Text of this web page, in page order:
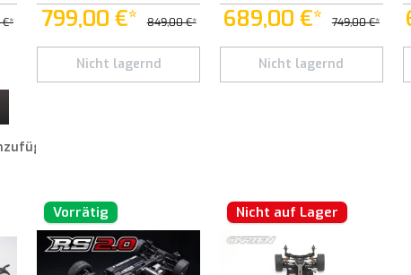
€*
Wert ein oder benutze die Schaltflächen um die Anzahl zu erhöhen
Aluminium Chassis
799,00 €* 849,00 €*
Nicht lagernd
689,00 €* 749,00 €*
Nicht lagernd
Vorrätig Nicht auf Lager